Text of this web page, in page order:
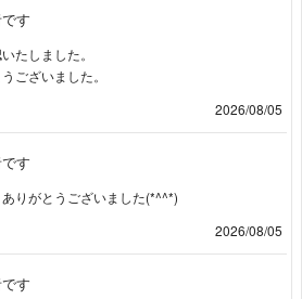
す
たしました。
ございました。
2026/08/05
す
りがとうございました(*^^*)
2026/08/05
す